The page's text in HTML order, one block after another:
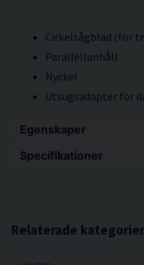
Cirkelsågblad (för
Parallellanhåll
Nyckel
Utsugsadapter för
Egenskaper
Ergonomisk design
Specifikationer
Vikt u/batteri 2,95 kg
Relaterade kategorier